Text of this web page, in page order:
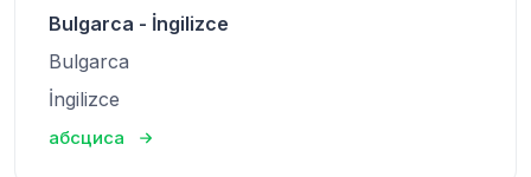
Bulgarca - İngilizce
Bulgarca
İngilizce
абсциса